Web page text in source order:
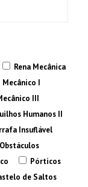
Rena Mecânica
Mecânico I
III
Humanos II
Insuflável
Pórticos
de Saltos